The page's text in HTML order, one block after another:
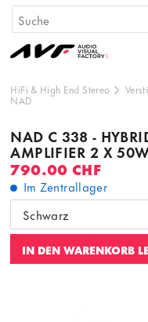
HiFi & High End Stereo
NAD
NAD C 338 -
AMPLIFIER 2 X
790.00 CHF
Im Zentrallager
Schwarz
IN DEN WARENKORB